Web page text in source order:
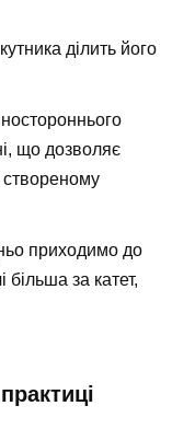
ділить його
що дозволяє
створеному
приходимо до
більша за катет,